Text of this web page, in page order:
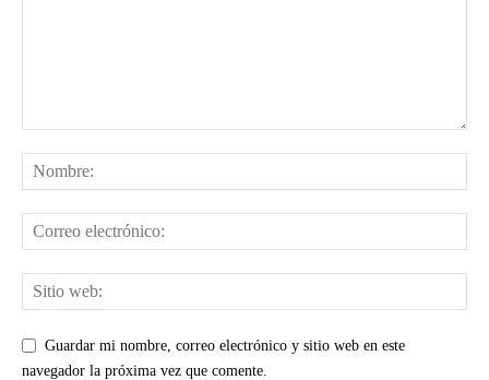
Guardar mi nombre, correo electrónico y sitio web en este
navegador la próxima vez que comente.